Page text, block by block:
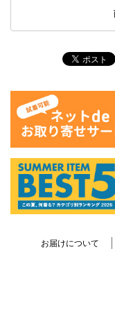
お届けについて